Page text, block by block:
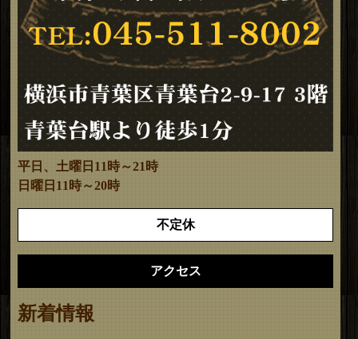
平日、土曜日11時～21時
日曜日11時～20時
不定休
アクセス
新着情報